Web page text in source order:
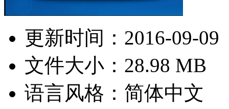
更新时间： 2016-09-09
文件大小：28.98 MB
语言风格：简体中文